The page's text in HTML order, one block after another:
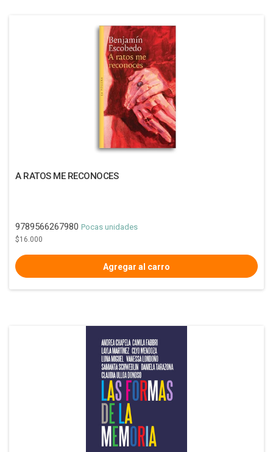
A RATOS ME RECONOCES
9789566267980 Pocas unidades
$16.000